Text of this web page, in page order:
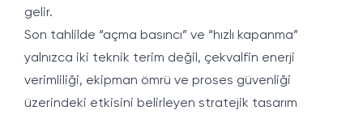
gelir.
Son tahlilde “açma basıncı” ve “hızlı kapanma”
yalnızca iki teknik terim değil, çekvalfin enerji
verimliliği, ekipman ömrü ve proses güvenliği
üzerindeki etkisini belirleyen stratejik tasarım